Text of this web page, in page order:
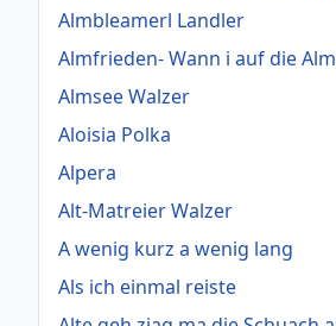
Almbleamerl Landler
Almfrieden- Wann i auf die
Almsee Walzer
Aloisia Polka
Alpera
Alt-Matreier Walzer
A wenig kurz a wenig lang
Als ich einmal reiste